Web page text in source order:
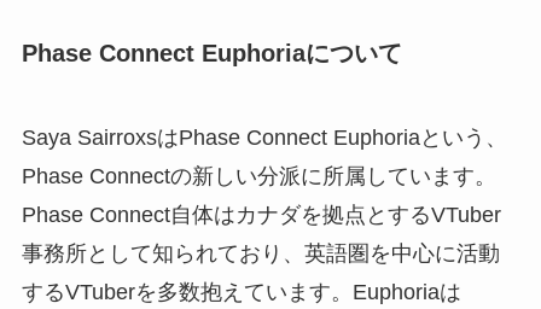
Phase Connect Euphoriaについて
Saya SairroxsはPhase Connect Euphoriaという、
Phase Connectの新しい分派に所属しています。
Phase Connect自体はカナダを拠点とするVTuber
事務所として知られており、英語圏を中心に活動
するVTuberを多数抱えています。Euphoriaは